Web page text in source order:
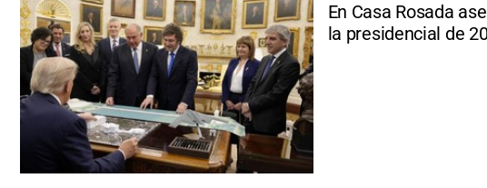
En Casa Rosada
la presidencial de